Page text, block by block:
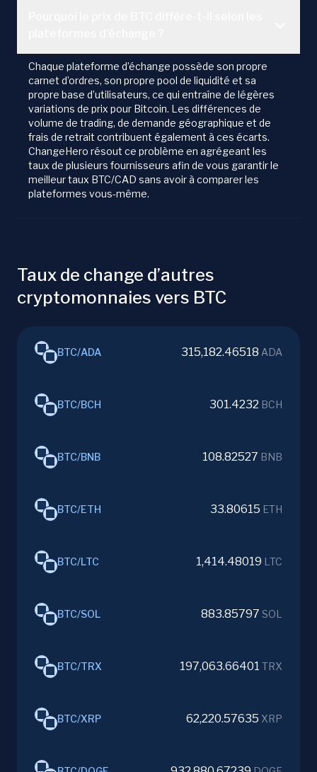
Chaque plateforme d’échange possède son propre
carnet d’ordres, son propre pool de liquidité et sa
propre base d’utilisateurs, ce qui entraîne de légères
variations de prix pour Bitcoin. Les différences de
volume de trading, de demande géographique et de
frais de retrait contribuent également à ces écarts.
ChangeHero résout ce problème en agrégeant les
taux de plusieurs fournisseurs afin de vous garantir le
meilleur taux BTC/CAD sans avoir à comparer les
plateformes vous-même.
Taux de change d’autres
cryptomonnaies vers BTC
BTC/ADA 315,182.46518 ADA
BTC/BCH 301.4232 BCH
BTC/BNB 108.82527 BNB
BTC/ETH 33.80615 ETH
BTC/LTC 1,414.48019 LTC
BTC/SOL 883.85797 SOL
BTC/TRX 197,063.66401 TRX
BTC/XRP 62,220.57635 XRP